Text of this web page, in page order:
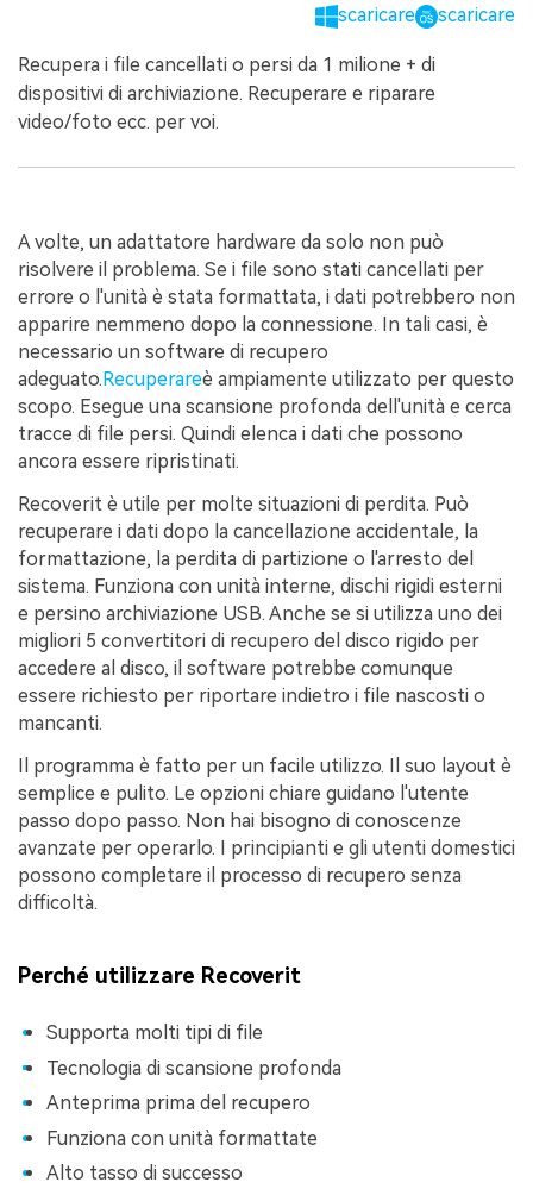
scaricare scaricare
Recupera i file cancellati o persi da 1 milione + di
dispositivi di archiviazione. Recuperare e riparare
video/foto ecc. per voi.
A volte, un adattatore hardware da solo non può
risolvere il problema. Se i file sono stati cancellati per
errore o l'unità è stata formattata, i dati potrebbero non
apparire nemmeno dopo la connessione. In tali casi, è
necessario un software di recupero
adeguato. Recuperareè ampiamente utilizzato per questo
scopo. Esegue una scansione profonda dell'unità e cerca
tracce di file persi. Quindi elenca i dati che possono
ancora essere ripristinati.
Recoverit è utile per molte situazioni di perdita. Può
recuperare i dati dopo la cancellazione accidentale, la
formattazione, la perdita di partizione o l'arresto del
sistema. Funziona con unità interne, dischi rigidi esterni
e persino archiviazione USB. Anche se si utilizza uno dei
migliori 5 convertitori di recupero del disco rigido per
accedere al disco, il software potrebbe comunque
essere richiesto per riportare indietro i file nascosti o
mancanti.
Il programma è fatto per un facile utilizzo. Il suo layout è
semplice e pulito. Le opzioni chiare guidano l'utente
passo dopo passo. Non hai bisogno di conoscenze
avanzate per operarlo. I principianti e gli utenti domestici
possono completare il processo di recupero senza
difficoltà.
Perché utilizzare Recoverit
Supporta molti tipi di file
Tecnologia di scansione profonda
Anteprima prima del recupero
Funziona con unità formattate
Alto tasso di successo